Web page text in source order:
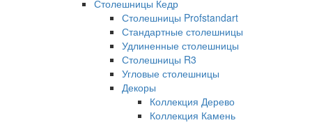
Столешницы Кедр
Столешницы Profstandart
Стандартные столешницы
Удлиненные столешницы
Столешницы R3
Угловые столешницы
Декоры
Коллекция Дерево
Коллекция Камень